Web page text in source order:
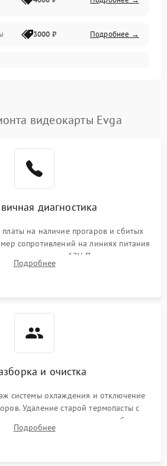
3000 ₽ Подробнее →
видеокарты Evga
диагностика
на наличие прогаров и сбитых
сопротивлений на линиях питания
разъемах 12V. Проверка на
основных дросселей питания GPU и
Подробнее
и очистка
системы охлаждения и отключение
Удаление старой термопасты с
чипа и термопрокладок с банок
Очистка платы от пыли и окислов.
Подробнее